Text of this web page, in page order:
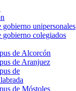
gobierno unipersonales
gobierno colegiados
de Alcorcón
de Aranjuez
de
de Móstoles